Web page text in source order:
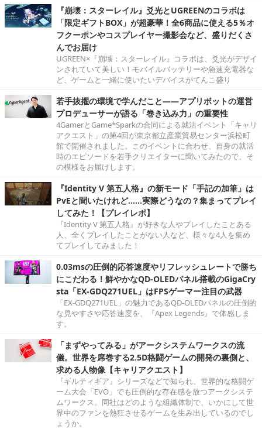
『崩壊：スターレイル』爻光とUGREENのコラボは
「限定ギフトBOX」が超豪華！全6商品に使える5％オ
フクーポンやコスプレイヤー撮影会など、盛りだくさ
んでお届け
UGREEN×『崩壊：スターレイル』コラボは、爻光がデザイ
ンされていて美しい！モバイルバッテリーや急速充電器な
ど、ゲームと一緒に使いたいデバイスがてんこ盛り
若手抜擢の環境で学んだこと――アプリボットの運営
プロデューサーが語る「巻き込み力」の重要性
4GamerとGame*Sparkの合同による就活イベント「キャリ
アクエスト」の第4回が東京都立産業貿易センター浜松町
館で開催されました。このイベントに合わせ、自身の就活
時のエピソードを若手クリエイターに聞いてみたので、そ
の模様をお届けします。
『Identity V 第五人格』の新モード「手記の加筆」は
PvEと聞いたけれど……実際どうなの？集まってプレイ
してみた！【プレイレポ】
『Identity V 第五人格』が好きな人やプレイしたことある
人、全くプレイしたことがない人など、様々な4人を集め
てプレイしてみました！
0.03msの圧倒的応答速度やリフレッシュレートで勝ち
にこだわる！鮮やかなQD-OLEDパネル搭載のGigaCry
sta「EX-GDQ271UEL」はFPSゲーマー注目の武器
「EX-GDQ271UEL」の魅力であるQD-OLEDパネルの圧倒的
な見やすさや応答速度を、『Apex Legends』で体感しま
す。
「まずやってみる」がアークシステムワークスの流
儀。世界を席巻する2.5D格闘ゲームの開発の裏側と、
求める人物像【キャリアクエスト】
『ギルティギア』シリーズなどで知られ、世界的な格闘ゲ
ーム大会「EVO」でも圧倒的な存在感を放つアークシステ
ムワークス。同社はどのような組織体制で、いかにして世
界中のファンを熱狂させるゲームを生み出しているのでし
ょうか。